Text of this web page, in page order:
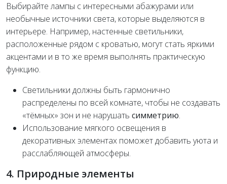
Выбирайте лампы с интересными абажурами или
необычные источники света, которые выделяются в
интерьере. Например, настенные светильники,
расположенные рядом с кроватью, могут стать яркими
акцентами и в то же время выполнять практическую
функцию.
Светильники должны быть гармонично
распределены по всей комнате, чтобы не создавать
«тёмных» зон и не нарушать симметрию.
Использование мягкого освещения в
декоративных элементах поможет добавить уюта и
расслабляющей атмосферы.
4. Природные элементы